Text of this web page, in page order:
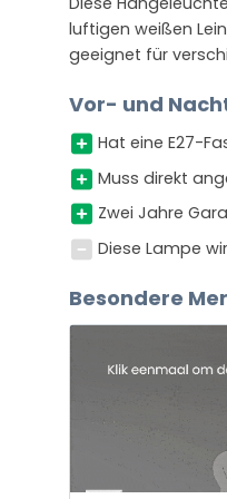
luftigen weißen
geeignet für
Vor- und
Hat eine E27-
Muss direkt
Zwei Jahre
Diese Lampe
Besondere